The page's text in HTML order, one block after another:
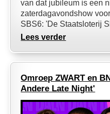
van dat jubileum is een
zaterdagavondshow
SBS6: 'De Staatsloterij
Lees verder
Omroep ZWART en
Andere Late Night'